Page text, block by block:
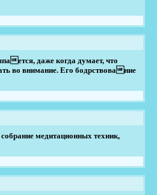
ется, даже когда думает, что
во внимание. Его бодрствование
медитационных техник,